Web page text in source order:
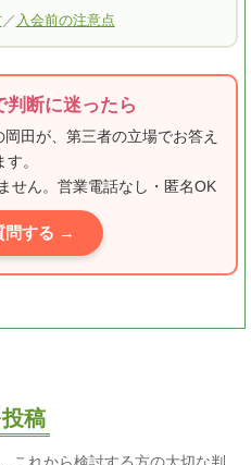
／ 入会前の注意点
判断に迷ったら
田が、第三者の立場でお答え
す。
せん。営業電話なし・匿名OK
問する →
稿